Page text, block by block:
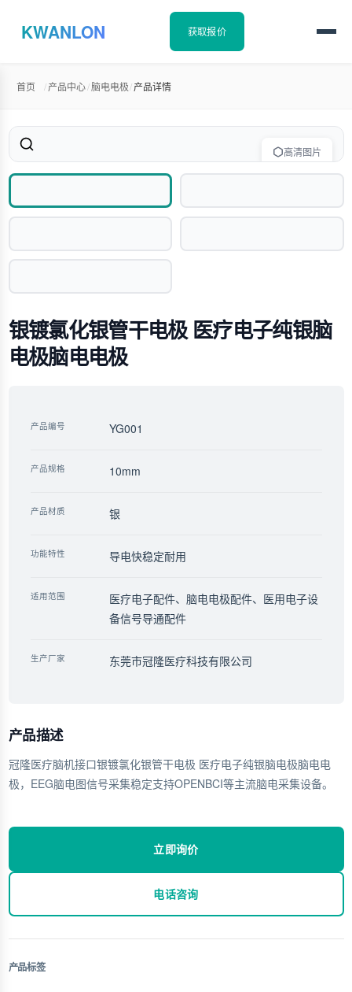
KWANLON 获取报价
首页 /产品中心/脑电电极/产品详情
高清图片
银镀氯化银管干电极 医疗电子纯银脑
电极脑电电极
产品编号 YG001
产品规格 10mm
产品材质 银
功能特性 导电快稳定耐用
适用范围
医疗电子配件、脑电电极配件、医用电子设
备信号导通配件
生产厂家 东莞市冠隆医疗科技有限公司
产品描述
冠隆医疗脑机接口银镀氯化银管干电极 医疗电子纯银脑电极脑电电
极，EEG脑电图信号采集稳定支持OPENBCI等主流脑电采集设备。
立即询价
电话咨询
产品标签